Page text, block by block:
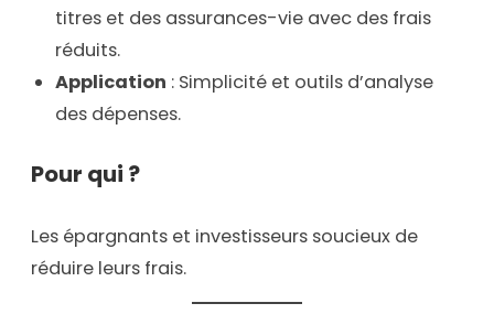
titres et des assurances-vie avec des frais
réduits.
Application : Simplicité et outils d’analyse
des dépenses.
Pour qui ?
Les épargnants et investisseurs soucieux de
réduire leurs frais.